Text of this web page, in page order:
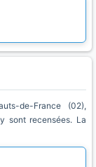
de-France (02),
sont recensées. La